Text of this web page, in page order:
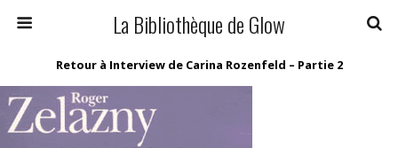
La Bibliothèque de Glow
Retour à Interview de Carina Rozenfeld – Partie 2